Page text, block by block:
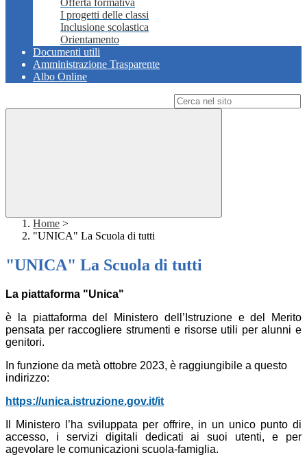
Offerta formativa
I progetti delle classi
Inclusione scolastica
Orientamento
Documenti utili
Amministrazione Trasparente
Albo Online
Home >
"UNICA" La Scuola di tutti
"UNICA" La Scuola di tutti
La piattaforma "Unica"
è la piattaforma del Ministero dell’Istruzione e del Merito
pensata per raccogliere strumenti e risorse utili per alunni e
genitori.
In funzione da metà ottobre 2023, è raggiungibile a questo
indirizzo:
https://unica.istruzione.gov.it/it
Il Ministero l’ha sviluppata per offrire, in un unico punto di
accesso, i servizi digitali dedicati ai suoi utenti, e per
agevolare le comunicazioni scuola-famiglia.